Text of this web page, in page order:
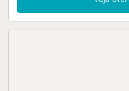
e para o mar. A piscina exterior
refúgio refrescante, enquanto o